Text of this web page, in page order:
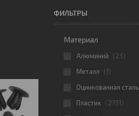
ФИЛЬТРЫ
Материал
Алюминий
23
Металл
1
Оцинкованная сталь
Пластик
2731